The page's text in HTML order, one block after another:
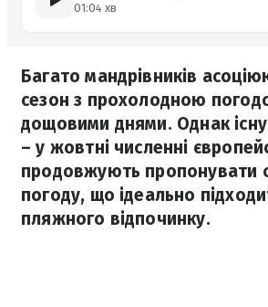
01:04 хв
Багато мандрівників
сезон з прохолодною
дощовими днями. Однак
– у жовтні численні
продовжують пропонувати
погоду, що ідеально
пляжного відпочинку.